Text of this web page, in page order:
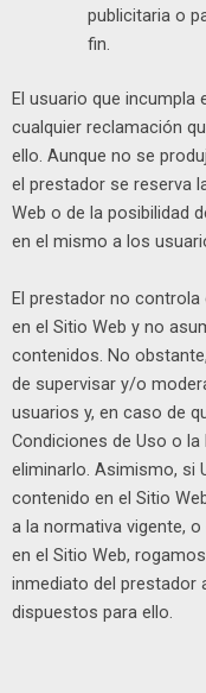
publicitaria o
fin.
El usuario que
cualquier reclamación
ello. Aunque no se
el prestador se reserva
Web o de la posibilidad
en el mismo a los
El prestador no
en el Sitio Web y no
contenidos. No
de supervisar y/o
usuarios y, en caso de
Condiciones de Uso o
eliminarlo. Asimismo, si
contenido en el Sitio
a la normativa vigente,
en el Sitio Web,
inmediato del prestador
dispuestos para ello.